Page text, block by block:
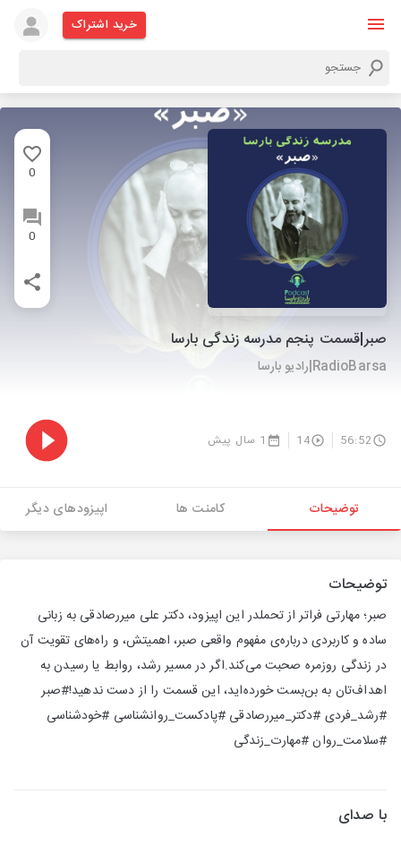
خرید اشتراک
0
0
صبر|قسمت پنجم مدرسه زندگی بارسا
RadioBarsa|رادیو بارسا
56:52
14 1 سال پیش
توضیحات کامنت ها اپیزودهای دیگر
توضیحات
صبر؛ مهارتی فراتر از تحملدر این اپیزود، دکتر علی میررصادقی به زبانی
ساده و کاربردی درباره‌ی مفهوم واقعی صبر، اهمیتش، و راه‌های تقویت آن
در زندگی روزمره صحبت می‌کند.اگر در مسیر رشد، روابط یا رسیدن به
اهداف‌تان به بن‌بست خورده‌اید، این قسمت را از دست ندهید!#صبر
#رشد_فردی #دکتر_میررصادقی #پادکست_روانشناسی #خودشناسی
#سلامت_روان #مهارت_زندگی
با صدای